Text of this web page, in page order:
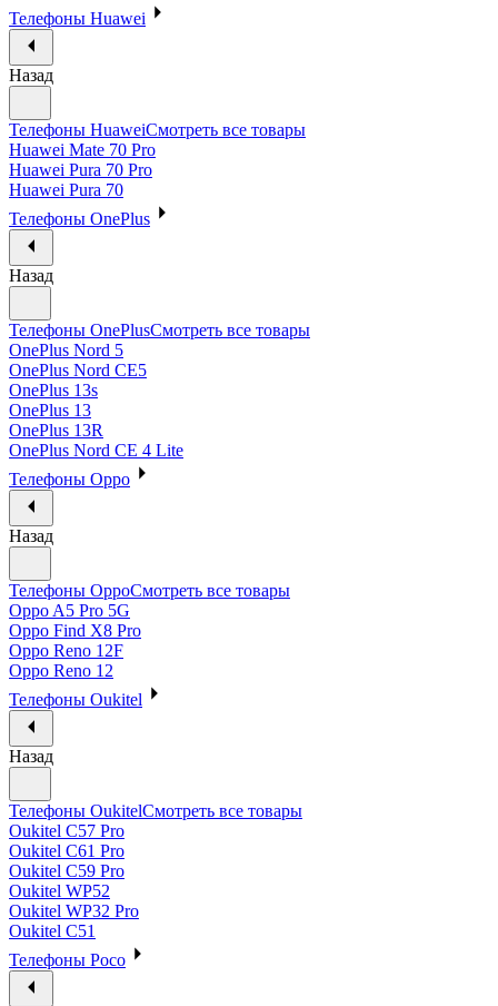
Телефоны Huawei
Назад
Телефоны HuaweiСмотреть все товары
Huawei Mate 70 Pro
Huawei Pura 70 Pro
Huawei Pura 70
Телефоны OnePlus
Назад
Телефоны OnePlusСмотреть все товары
OnePlus Nord 5
OnePlus Nord CE5
OnePlus 13s
OnePlus 13
OnePlus 13R
OnePlus Nord CE 4 Lite
Телефоны Oppo
Назад
Телефоны OppoСмотреть все товары
Oppo A5 Pro 5G
Oppo Find X8 Pro
Oppo Reno 12F
Oppo Reno 12
Телефоны Oukitel
Назад
Телефоны OukitelСмотреть все товары
Oukitel C57 Pro
Oukitel C61 Pro
Oukitel C59 Pro
Oukitel WP52
Oukitel WP32 Pro
Oukitel C51
Телефоны Poco